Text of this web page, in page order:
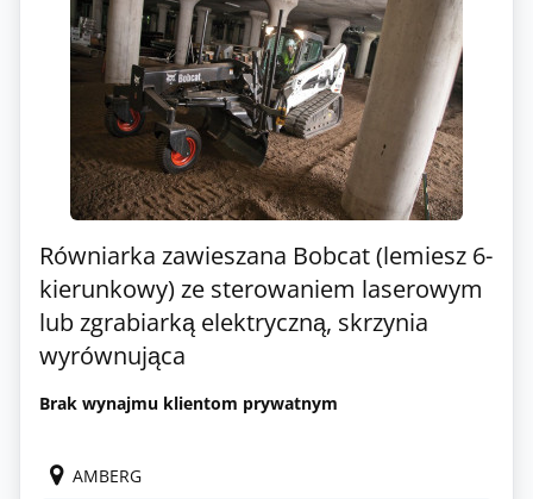
Równiarka zawieszana Bobcat (lemiesz 6-
kierunkowy) ze sterowaniem laserowym
lub zgrabiarką elektryczną, skrzynia
wyrównująca
Brak wynajmu klientom prywatnym
AMBERG